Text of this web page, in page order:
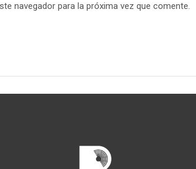
navegador para la próxima vez que comente.